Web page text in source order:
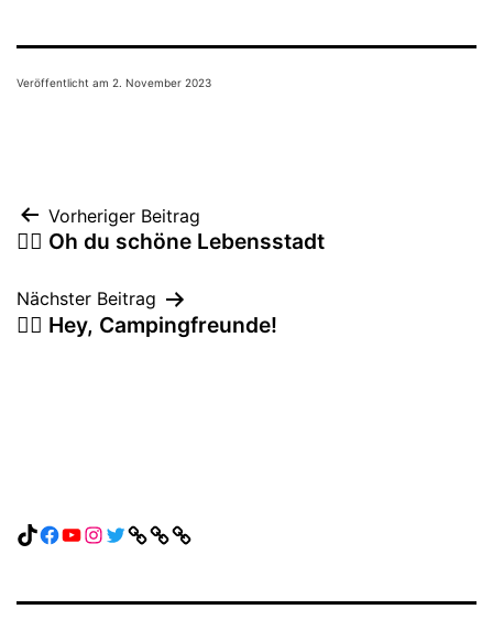
Veröffentlicht am 2. November 2023
Beitragsnavigation
Vorheriger Beitrag
🤷‍♀️ Oh du schöne Lebensstadt
Nächster Beitrag
🙋‍♀️ Hey, Campingfreunde!
TikTok
Facebook
YouTube
Instagram
Twitter
LinkLinkLink